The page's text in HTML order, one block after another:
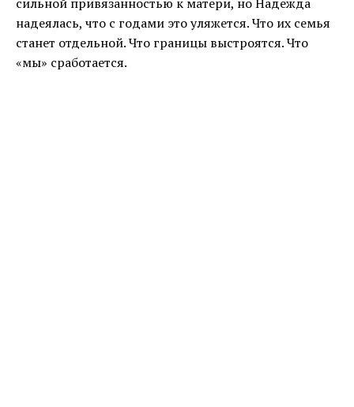
надеялась, что с годами это уляжется. Что их семья
станет отдельной. Что границы выстроятся. Что
«мы» сработается.